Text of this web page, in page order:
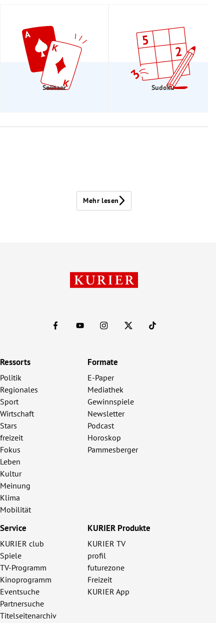
Solitaer Sudoku
Mehr lesen
Ressorts
Politik
Regionales
Sport
Wirtschaft
Stars
freizeit
Fokus
Leben
Kultur
Meinung
Klima
Mobilität
Formate
E-Paper
Mediathek
Gewinnspiele
Newsletter
Podcast
Horoskop
Pammesberger
Service
KURIER club
Spiele
TV-Programm
Kinoprogramm
Eventsuche
Partnersuche
Titelseitenarchiv
KURIER Produkte
KURIER TV
profil
futurezone
Freizeit
KURIER App